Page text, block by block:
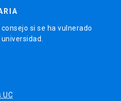
si se ha vulnerado
UC